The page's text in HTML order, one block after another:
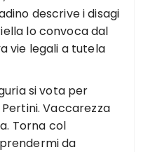
descrive i disagi
lo convoca dal
vie legali a tutela
si vota per
Vaccarezza
Torna col
da